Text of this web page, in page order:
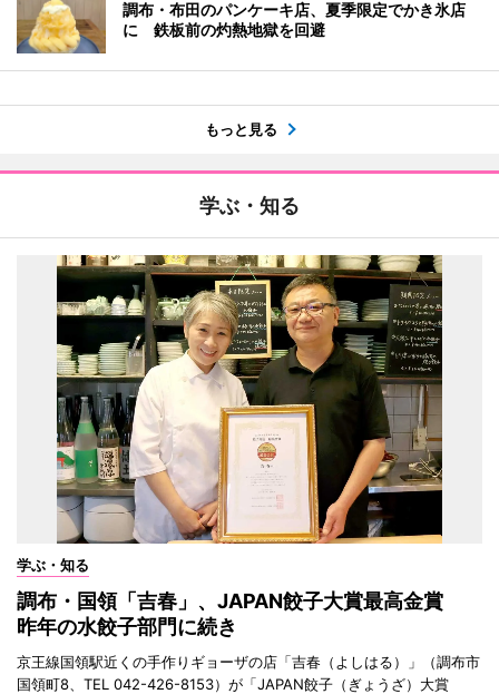
調布・布田のパンケーキ店、夏季限定でかき氷店
に 鉄板前の灼熱地獄を回避
もっと見る
学ぶ・知る
学ぶ・知る
調布・国領「吉春」、JAPAN餃子大賞最高金賞
昨年の水餃子部門に続き
京王線国領駅近くの手作りギョーザの店「吉春（よしはる）」（調布市
国領町8、TEL 042-426-8153）が「JAPAN餃子（ぎょうざ）大賞